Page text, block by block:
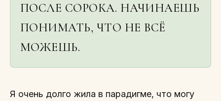
ПОСЛЕ СОРОКА. НАЧИНАЕШЬ
ПОНИМАТЬ, ЧТО НЕ ВСЁ
МОЖЕШЬ.
Я очень долго жила в парадигме, что могу